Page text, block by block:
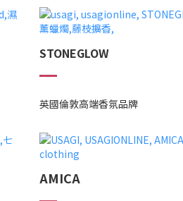
STONEGLOW
英國倫敦高端香氛品牌
AMICA